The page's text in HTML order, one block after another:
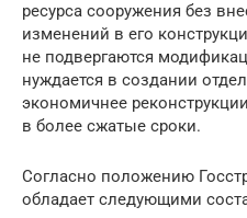
ресурса сооружения без
изменений в его
не подвергаются
нуждается в создании
экономичнее
в более сжатые сроки.
Согласно положению
обладает следующими